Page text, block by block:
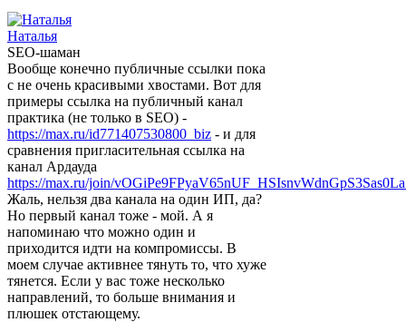
Наталья
SEO-шаман
Вообще конечно публичные ссылки пока
с не очень красивыми хвостами. Вот для
примеры ссылка на публичный канал
практика (не только в SEO) -
https://max.ru/id771407530800_biz - и для
сравнения пригласительная ссылка на
канал Ардауда
https://max.ru/join/
Жаль, нельзя два канала на один ИП, да?
Но первый канал тоже - мой. А я
напоминаю что можно один и
приходится идти на компромиссы. В
моем случае активнее тянуть то, что хуже
тянется. Если у вас тоже несколько
направлений, то больше внимания и
плюшек отстающему.